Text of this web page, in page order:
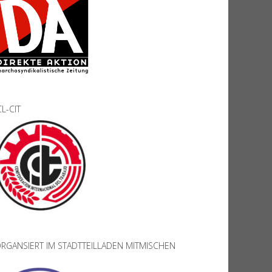
CIT
IM STADTTEILLADEN MITMISCHEN